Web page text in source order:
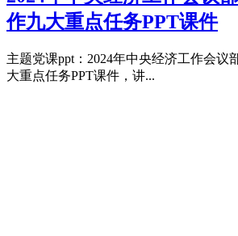
作九大重点任务PPT课件
主题党课ppt：2024年中央经济工作会议
大重点任务PPT课件，讲...